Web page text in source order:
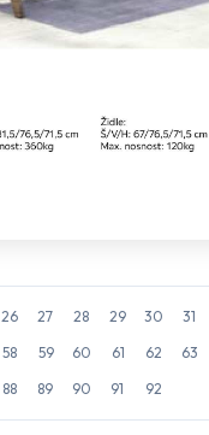
26 27 28 29 30 31
58 59 60 61 62 63
88 89 90 91 92